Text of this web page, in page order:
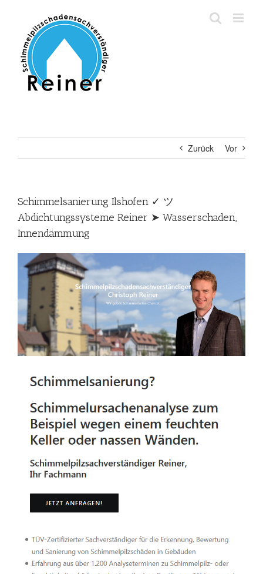
springen
Zurück Vor
Schimmelsanierung Ilshofen ✓ ツ
Abdichtungssysteme Reiner ➤ Wasserschaden,
Innendämmung